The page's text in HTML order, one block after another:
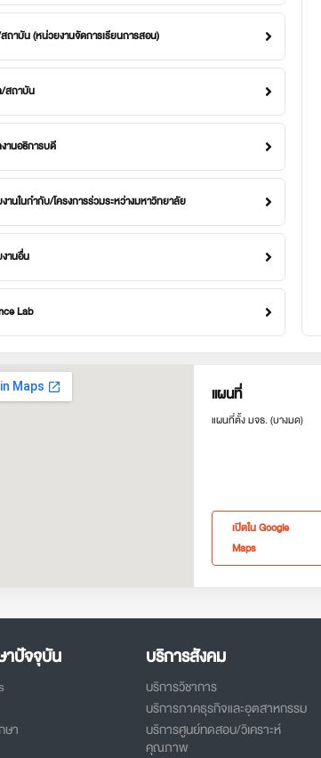
ถาบัน (หน่วยงานจัดการเรียนการสอน)
สถาบัน
านอธิการบดี
านในกำกับ/โครงการร่วมระหว่างมหาวิทยาลัย
านอื่น
Lab
แผนที่
แผนที่ตั้ง มจธ. (บางมด)
เปิดใน Google
Maps
ปัจจุบัน
ษา
บริการสังคม
บริการวิชาการ
บริการภาคธุรกิจและอุตสาหกรรม
บริการศูนย์ทดสอบ/วิเคราะห์
คุณภาพ